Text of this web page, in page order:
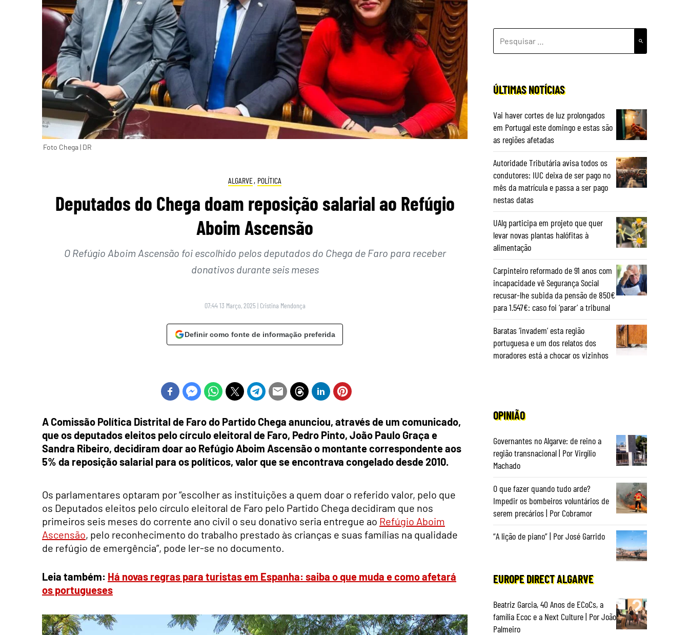
Foto Chega | DR
ALGARVE, POLÍTICA
Deputados do Chega doam reposição salarial ao Refúgio
Aboim Ascensão
O Refúgio Aboim Ascensão foi escolhido pelos deputados do Chega de Faro para receber
donativos durante seis meses
07:44 13 Março, 2025 | Cristina Mendonça
Definir como fonte de informação preferida
A Comissão Política Distrital de Faro do Partido Chega anunciou, através de um comunicado,
que os deputados eleitos pelo círculo eleitoral de Faro, Pedro Pinto, João Paulo Graça e
Sandra Ribeiro, decidiram doar ao Refúgio Aboim Ascensão o montante correspondente aos
5% da reposição salarial para os políticos, valor que se encontrava congelado desde 2010.
Os parlamentares optaram por “escolher as instituições a quem doar o referido valor, pelo que
os Deputados eleitos pelo círculo eleitoral de Faro pelo Partido Chega decidiram que nos
primeiros seis meses do corrente ano civil o seu donativo seria entregue ao Refúgio Aboim
Ascensão, pelo reconhecimento do trabalho prestado às crianças e suas famílias na qualidade
de refúgio de emergência”, pode ler-se no documento.
Leia também: Há novas regras para turistas em Espanha: saiba o que muda e como afetará
os portugueses
POR:
ÚLTIMAS NOTÍCIAS
Vai haver cortes de luz prolongados
em Portugal este domingo e estas são
as regiões afetadas
Autoridade Tributária avisa todos os
condutores: IUC deixa de ser pago no
mês da matrícula e passa a ser pago
nestas datas
UAlg participa em projeto que quer
levar novas plantas halófitas à
alimentação
Carpinteiro reformado de 91 anos com
incapacidade vê Segurança Social
recusar-lhe subida da pensão de 850€
para 1.547€: caso foi ‘parar’ a tribunal
Baratas ‘invadem’ esta região
portuguesa e um dos relatos dos
moradores está a chocar os vizinhos
OPINIÃO
Governantes no Algarve: de reino a
região transnacional | Por Virgílio
Machado
O que fazer quando tudo arde?
Impedir os bombeiros voluntários de
serem precários | Por Cobramor
“A lição de piano” | Por José Garrido
EUROPE DIRECT ALGARVE
Beatriz Garcia, 40 Anos de ECoCs, a
família Ecoc e a Next Culture | Por João
Palmeiro